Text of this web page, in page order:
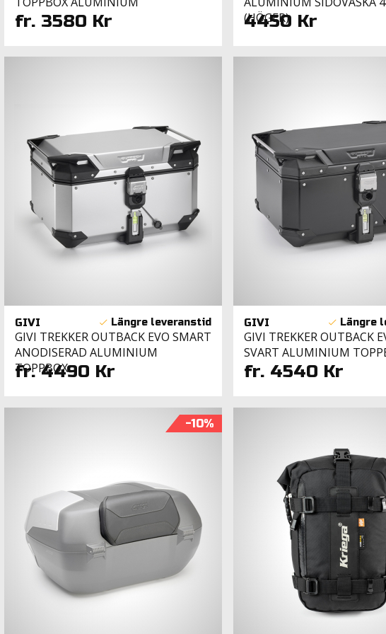
fr. 3580 Kr
(HÖGER)
4450 Kr
GIVI
GIVI TREKKER OUTBACK EVO SMART
ANODISERAD ALUMINIUM
TOPPBOX
fr. 4490 Kr
GIVI
GIVI TREKKER OUTBACK
SVART ALUMINIUM
fr. 4540 Kr
-10